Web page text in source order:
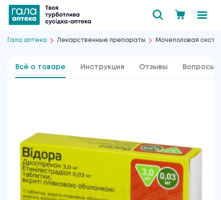
Гала аптека Лекарственные препараты Мочеполовая
Всё о товаре Инструкция Отзывы Вопросы